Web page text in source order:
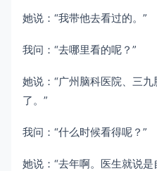
她说：“我带他去看过的。”
我问：“去哪里看的呢？”
她说：“广州脑科医院、三
了。”
我问：“什么时候看得呢？”
她说：“去年啊。医生就说